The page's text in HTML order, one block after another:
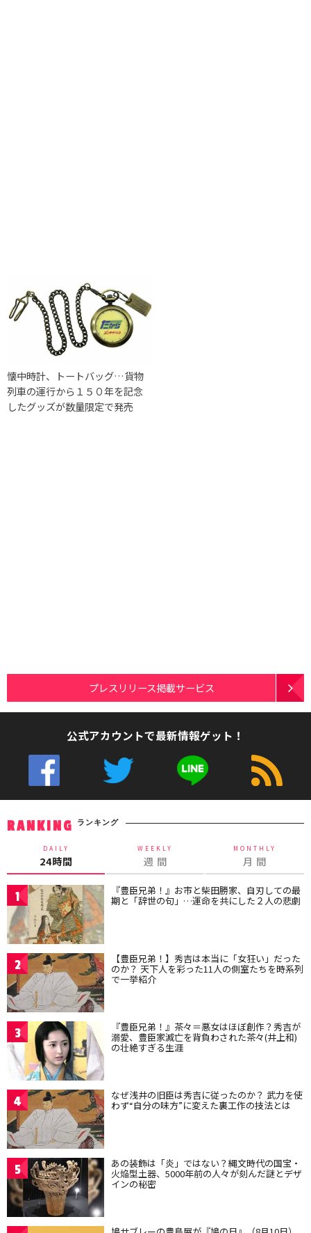
懐中時計、トートバッグ…貨物
列車の運行から１５０年を記念
したグッズが数量限定で発売
プレスリリース掲載サービス
公式アカウントで最新情報ゲット！
RANKING ランキング
DAILY
24時間
WEEKLY
週 間
MONTHLY
月 間
1 『豊臣兄弟！』お市と柴田勝家、自刃しての最
期と「辞世の句」…運命を共にした２人の悲劇
2 【豊臣兄弟！】秀吉は本当に「女狂い」だった
のか？ 天下人を彩った11人の側室たちを時系列
で一挙紹介
3 『豊臣兄弟！』茶々＝悪女はほぼ創作？秀吉が
溺愛、豊臣家滅亡を背負わされた茶々(井上和)
の壮絶すぎる生涯
4 なぜ浅井の旧臣は秀吉に従ったのか？ 武力を使
わず“自分の味方”に変えた裏工作の技法とは
5 あの装飾は「炎」ではない？縄文時代の国宝・
火焔型土器、5000年前の人々が刻んだ謎とデザ
インの秘密